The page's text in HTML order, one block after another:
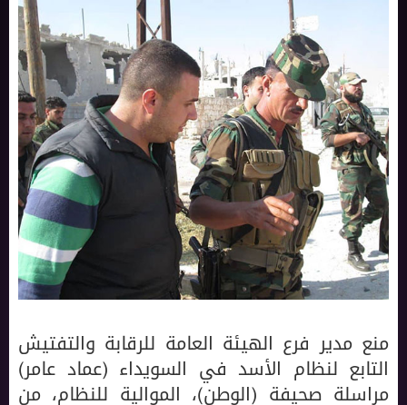
منع مدير فرع الهيئة العامة للرقابة والتفتيش
التابع لنظام الأسد في السويداء (عماد عامر)
مراسلة صحيفة (الوطن)، الموالية للنظام، من